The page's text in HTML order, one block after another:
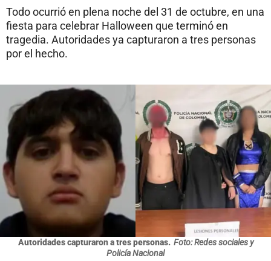
Todo ocurrió en plena noche del 31 de octubre, en una
fiesta para celebrar Halloween que terminó en
tragedia. Autoridades ya capturaron a tres personas
por el hecho.
Autoridades capturaron a tres personas. Foto: Redes sociales y
Policía Nacional